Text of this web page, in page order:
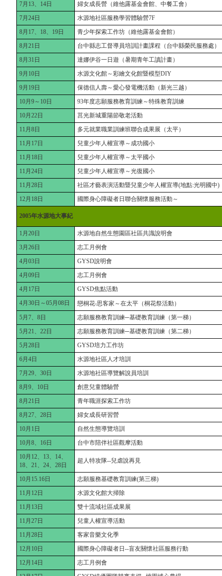
7月13、14日
婦女成長營（維他露基金會館、中餐工會）
7月24日
水源地社區服務學習體驗營7F
8月17、18、19日
青少年探索工作坊（維他露基金會館）
8月21日
台中縣志工督導員培訓計畫課程（台中縣榮民服務處）
8月31日
達娜伊谷一日遊（暑期青年工讀計畫）
9月10日
水源文化館～彩繪文化館暨模型DIY
9月19日
保德信人壽～愛心發電機活動（新光三越）
10月9～10日
93年度志願服務教育訓練～特殊教育訓練
10月22日
莒光新城重陽節敬老活動
11月8日
多元就業職業訓練班聯合成果展（太平）
11月17日
兒童少年人權宣導～成功國小
11月18日
兒童少年人權宣導～太平國小
11月24日
兒童少年人權宣導～光復國小
11月28日
社區才藝表演活動暨兒童少年人權宣導(地點:光明國中)
12月18日
國際身心障礙者日聯合關懷服務活動～
2005年水源地大事紀
1月20日
水源地自然生態園區社區共識說明會
3月26日
志工月例會
4月03日
GYSD說明會
4月09日
志工月例會
4月17日
GYSD焦點活動
4月30日～05月08日
戀桐花‧思客家～在太平（桐花祭活動）
5月7、8日
志願服務教育訓練─基礎教育訓練（第一梯）
5月21、22日
志願服務教育訓練─基礎教育訓練（第二梯）
5月28日
GYSD培力工作坊
6月4日
水源地社區人才培訓
7月29、30日
水源地社區導覽解說員培訓
8月9、10日
創意兒童體驗營
8月21日
青年職涯探索工作坊
8月27、28日
婦女成長研習營
10月1日
自然生態導覽培訓
10月8、16日
台中市陪伴社區觀摩活動
10月12、13、14、
18、21、24、28日
超人特攻隊--兒虐說再見
10月15.16日
志願服務基礎教育訓練(第三梯)
11月12日
水源文化館大掃除
11月13日
雙十流域社區成果展
11月27日
兒童人權宣導活動
11月28日
客家音樂文化季
12月10日
國際身心障礙者日--盲友關懷社區服務行動
12月14日
志工月例會